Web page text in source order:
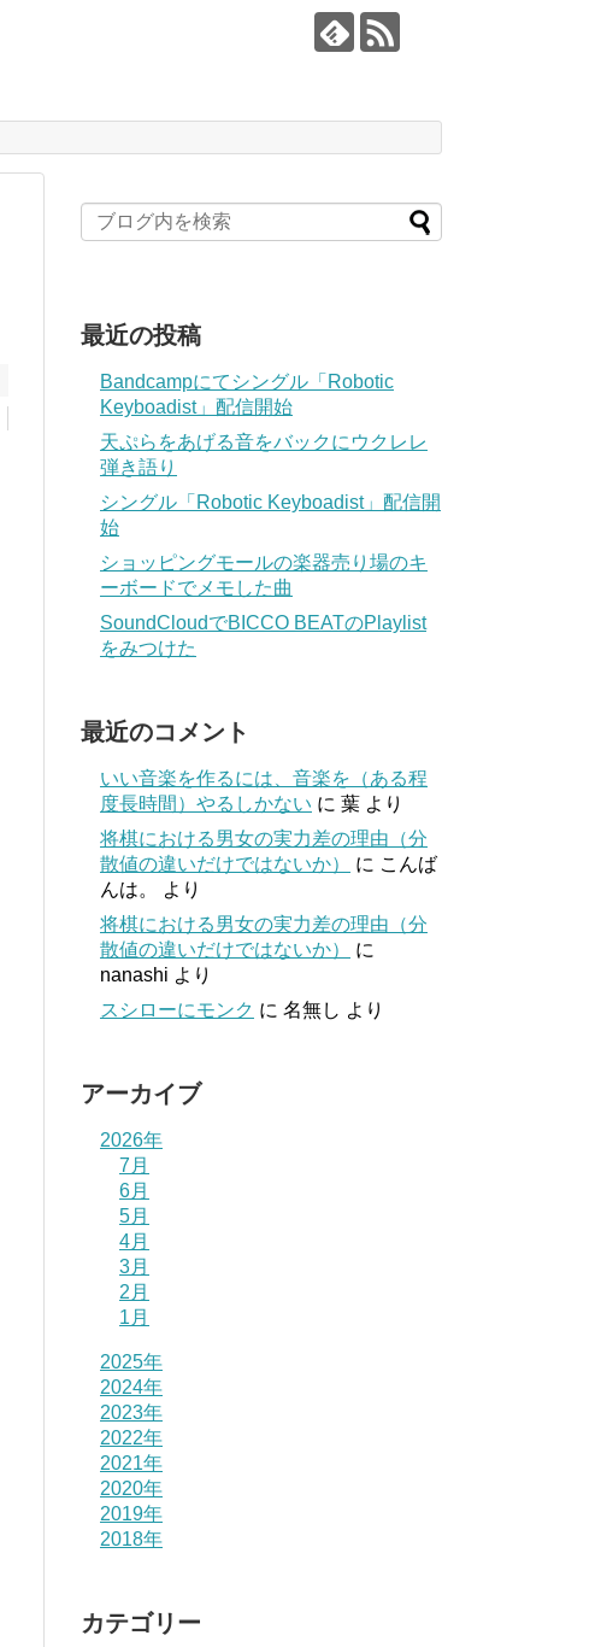
最近の投稿
Bandcampにてシングル「Robotic
Keyboadist」配信開始
天ぷらをあげる音をバックにウクレレ
弾き語り
シングル「Robotic Keyboadist」配信開
始
ショッピングモールの楽器売り場のキ
ーボードでメモした曲
SoundCloudでBICCO BEATのPlaylist
をみつけた
最近のコメント
いい音楽を作るには、音楽を（ある程
度長時間）やるしかない に 葉 より
将棋における男女の実力差の理由（分
散値の違いだけではないか）
に こんば
んは。
より
将棋における男女の実力差の理由（分
散値の違いだけではないか）
に
nanashi より
スシローにモンク に 名無し より
アーカイブ
2026年
7月
6月
5月
4月
3月
2月
1月
2025年
2024年
2023年
2022年
2021年
2020年
2019年
2018年
カテゴリー